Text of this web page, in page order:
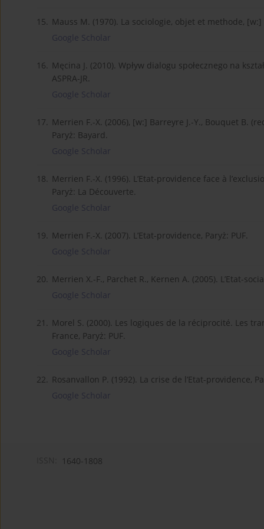
15. Mauss M. (1970). La sociologie, objet et methode,
Google Scholar
16. Męcina J. (2010). Wpływ dialogu społecznego na
ASPRA-JR.
Google Scholar
17. Merrien F.-X. (2006), [w:] Barreyre J.-Y., Bouquet B.
Paryż: Bayard.
Google Scholar
18. Merrien F.-X. (1996). L’Etat-providence face à
Paryż: La Découverte.
Google Scholar
19. Merrien F.-X. (2007). L’Etat-providence, Paryż: PUF.
Google Scholar
20. Merrien X.-F., Parchet R., Kernen A. (2005). L’Etat-
Google Scholar
21. Morel S. (2000). Les logiques de la réciprocité. Les
France, Paryż: PUF.
Google Scholar
22. Rosanvallon P. (1992). La crise de l’Etat-providence,
Google Scholar
1640-1808